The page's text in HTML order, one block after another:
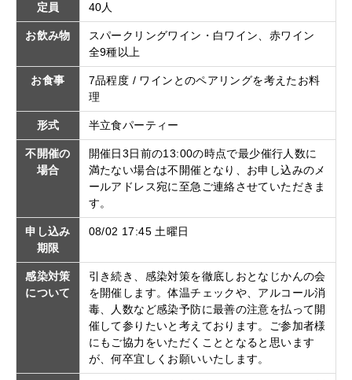
定員 40人
お飲み物
スパークリングワイン・白ワイン、赤ワイン
全9種以上
お食事
7品程度 / ワインとのペアリングを考えたお料
理
形式 半立食パーティー
不開催の
場合
開催日3日前の13:00の時点で最少催行人数に
満たない場合は不開催となり、お申し込みのメ
ールアドレス宛に至急ご連絡させていただきま
す。
申し込み
期限
08/02 17:45 土曜日
感染対策
について
引き続き、感染対策を徹底しおとなじかんの会
を開催します。体温チェックや、アルコール消
毒、人数など感染予防に最善の注意を払って開
催して参りたいと考えております。ご参加者様
にもご協力をいただくこととなると思います
が、何卒宜しくお願いいたします。